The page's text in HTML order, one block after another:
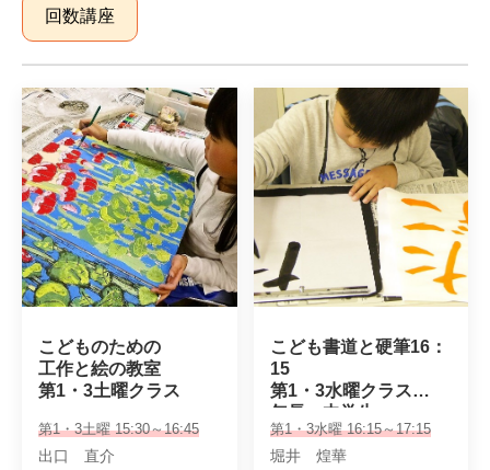
回数講座
こどものための
工作と絵の教室
第1・3土曜クラス
第1・3土曜 15:30～16:45
出口 直介
こども書道と硬筆16：
15
第1・3水曜クラス
年長～中学生
第1・3水曜 16:15～17:15
堀井 煌華